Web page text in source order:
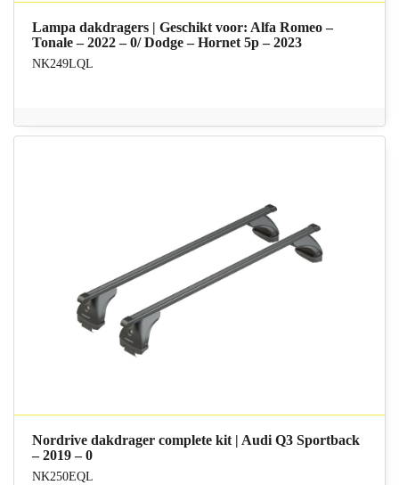
Lampa dakdragers | Geschikt voor: Alfa Romeo –
Tonale – 2022 – 0/ Dodge – Hornet 5p – 2023
NK249LQL
Nordrive dakdrager complete kit | Audi Q3 Sportback
– 2019 – 0
NK250EQL